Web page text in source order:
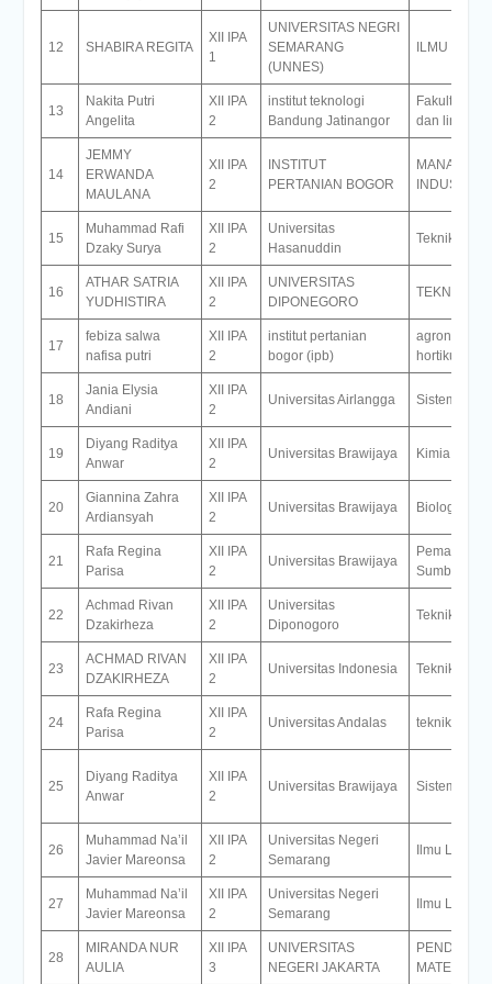
12 SHABIRA REGITA
XII IPA
1
UNIVERSITAS NEGRI
SEMARANG
(UNNES)
ILMU
13
Nakita Putri
Angelita
XII IPA
2
institut teknologi
Bandung Jatinangor
Fakultas
dan
14
JEMMY
ERWANDA
MAULANA
XII IPA
2
INSTITUT
PERTANIAN BOGOR
INDUSTRI
15
Muhammad Rafi
Dzaky Surya
XII IPA
2
Universitas
Hasanuddin
Teknik
16
ATHAR SATRIA
YUDHISTIRA
XII IPA
2
UNIVERSITAS
DIPONEGORO
TEKNIK
17
febiza salwa
nafisa putri
XII IPA
2
institut pertanian
bogor (ipb)
agronomi
hortikultura
18
Jania Elysia
Andiani
XII IPA
2
Universitas Airlangga Sistem
19
Diyang Raditya
Anwar
XII IPA
2
Universitas Brawijaya Kimia
20
Giannina Zahra
Ardiansyah
XII IPA
2
Universitas Brawijaya Biologi
21
Rafa Regina
Parisa
XII IPA
2
Universitas Brawijaya
22
Achmad Rivan
Dzakirheza
XII IPA
2
Universitas
Diponogoro
Teknik
23
ACHMAD RIVAN
DZAKIRHEZA
XII IPA
2
Universitas Indonesia Teknik Sipil
24
Rafa Regina
Parisa
XII IPA
2
Universitas Andalas teknik
25
Diyang Raditya
Anwar
XII IPA
2
Universitas Brawijaya Sistem
26
Muhammad Na’il
Javier Mareonsa
XII IPA
2
Universitas Negeri
Semarang
Ilmu
27
Muhammad Na’il
Javier Mareonsa
XII IPA
2
Universitas Negeri
Semarang
Ilmu
28
MIRANDA NUR
AULIA
XII IPA
3
UNIVERSITAS
NEGERI JAKARTA